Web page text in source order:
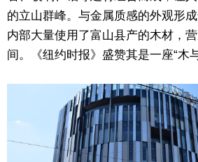
的立山群峰。与金属质感的外观形
内部大量使用了富山县产的木材，
间。《纽约时报》盛赞其是一座“木